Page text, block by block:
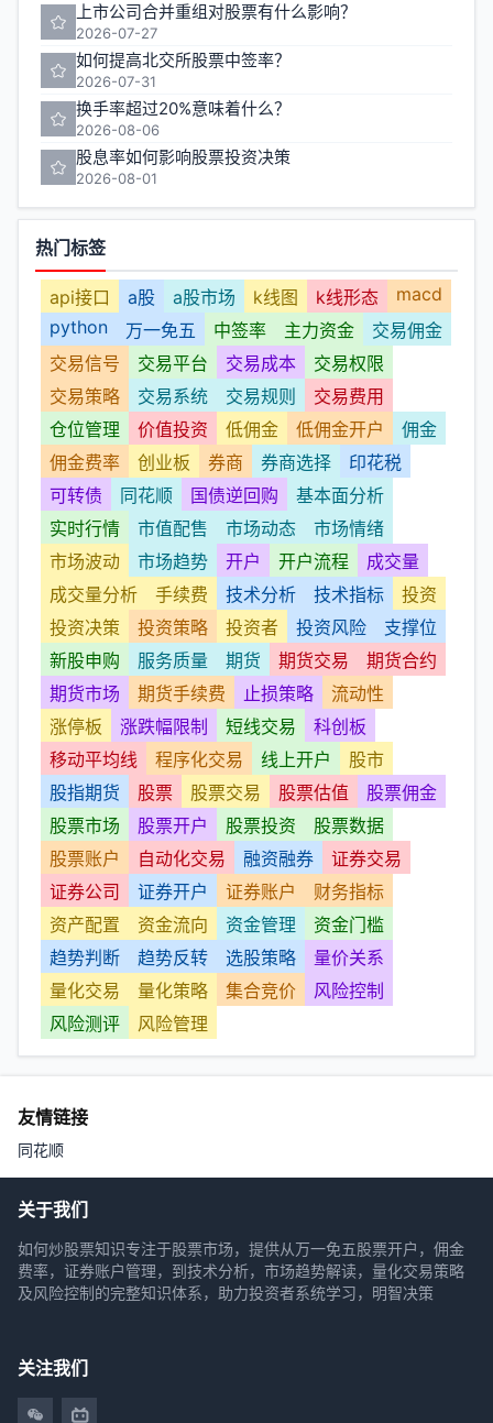
上市公司合并重组对股票有什么影响？
2026-07-27
如何提高北交所股票中签率？
2026-07-31
换手率超过20%意味着什么？
2026-08-06
股息率如何影响股票投资决策
2026-08-01
热门标签
api接口 a股 a股市场 k线图 k线形态
macd
python
万一免五 中签率 主力资金
交易佣金
交易信号
交易平台 交易成本
交易权限
交易策略
交易系统 交易规则
交易费用
仓位管理
价值投资 低佣金 低佣金开户
佣金
佣金费率
创业板 券商 券商选择
印花税
可转债
同花顺 国债逆回购
基本面分析
实时行情
市值配售 市场动态
市场情绪
市场波动
市场趋势 开户 开户流程
成交量
成交量分析
手续费 技术分析 技术指标
投资
投资决策
投资策略 投资者 投资风险
支撑位
新股申购
服务质量 期货 期货交易
期货合约
期货市场
期货手续费 止损策略
流动性
涨停板
涨跌幅限制 短线交易
科创板
移动平均线
程序化交易 线上开户
股市
股指期货
股票 股票交易 股票估值
股票佣金
股票市场
股票开户 股票投资
股票数据
股票账户
自动化交易 融资融券
证券交易
证券公司
证券开户 证券账户
财务指标
资产配置
资金流向 资金管理
资金门槛
趋势判断
趋势反转 选股策略
量价关系
量化交易
量化策略 集合竞价
风险控制
风险测评
风险管理
友情链接
同花顺
关于我们
如何炒股票知识专注于股票市场，提供从万一免五股票开户，佣金
费率，证券账户管理，到技术分析，市场趋势解读，量化交易策略
及风险控制的完整知识体系，助力投资者系统学习，明智决策
关注我们